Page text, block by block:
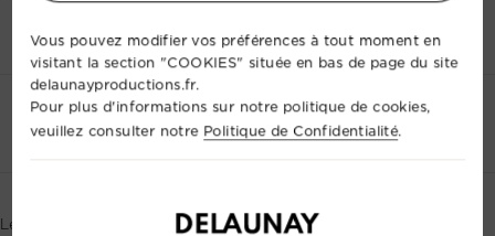
Contactez-nous +33 2 35 88 41 72
Le monopode est leger, compact idéale pour être emmener
Vous pouvez modifier vos préférences à tout moment en
visitant la section "COOKIES" située en bas de page du site
delaunayproductions.fr.
Pour plus d'informations sur notre politique de cookies,
veuillez consulter notre Politique de Confidentialité.